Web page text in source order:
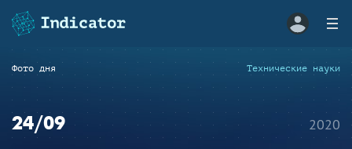
Фото дня Технические науки
24/09 2020